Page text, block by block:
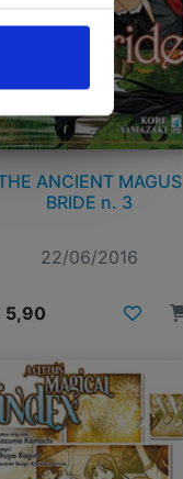
ANCIENT MAGUS
BRIDE n. 3
22/06/2016
5,90